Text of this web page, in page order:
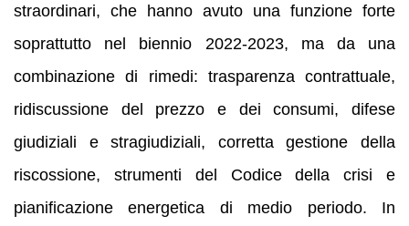
straordinari, che hanno avuto una funzione forte
soprattutto nel biennio 2022-2023, ma da una
combinazione di rimedi: trasparenza contrattuale,
ridiscussione del prezzo e dei consumi, difese
giudiziali e stragiudiziali, corretta gestione della
riscossione, strumenti del Codice della crisi e
pianificazione energetica di medio periodo. In